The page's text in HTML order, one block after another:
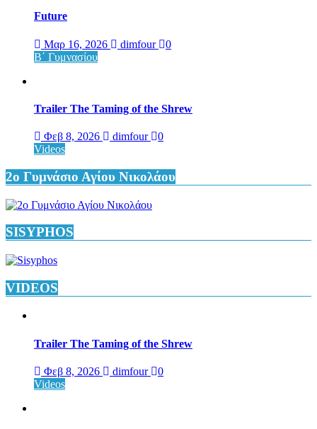
Future
Μαρ 16, 2026 dimfour
0
Β΄ Γυμνασίου
Trailer The Taming of the Shrew
Φεβ 8, 2026 dimfour
0
Videos
2ο Γυμνάσιο Αγίου Νικολάου
SISYPHOS
VIDEOS
Trailer The Taming of the Shrew
Φεβ 8, 2026 dimfour
0
Videos